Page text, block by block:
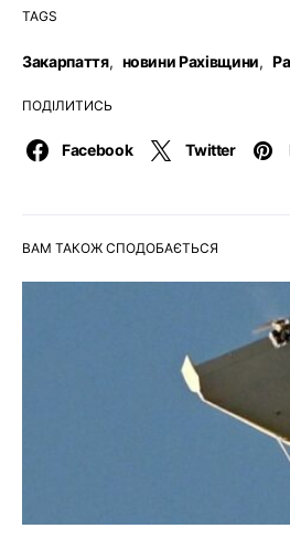
TAGS
Закарпаття, новини Рахівщини,
ПОДІЛИТИСЬ
Facebook Twitter
ВАМ ТАКОЖ СПОДОБАЄТЬСЯ